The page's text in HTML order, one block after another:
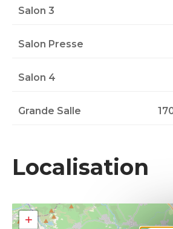
Salon 3
Salon Presse
Salon 4
Grande Salle
Localisation
+